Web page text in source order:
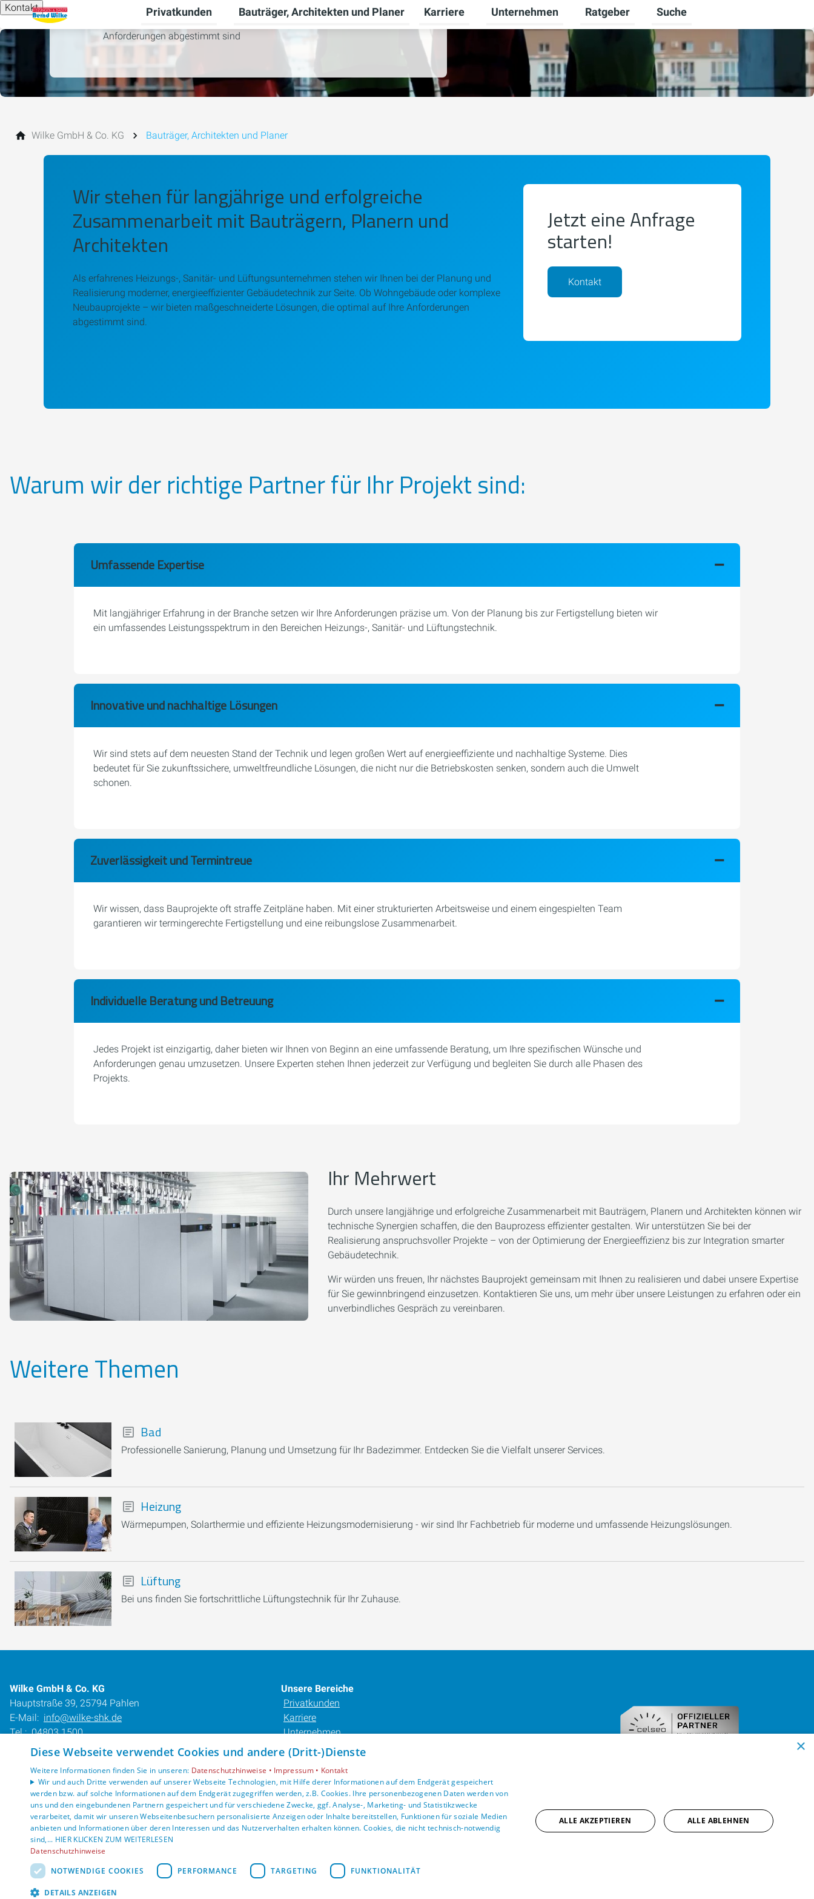
Kontakt Privatkunden
Untermenü für Privatkunden umschalten
Bauträger, Architekten und Planer Karriere
Untermenü für Karriere umschalten
Unternehmen
Untermenü für Unternehmen umschalten
Ratgeber
Untermenü für Ratgeber
Suche
Wir bieten maßgeschneiderte Lösungen, die optimal auf Ihre
Anforderungen abgestimmt sind
Wilke GmbH & Co. KG Bauträger, Architekten und Planer
Wir stehen für langjährige und erfolgreiche
Zusammenarbeit mit Bauträgern, Planern und
Architekten
Als erfahrenes Heizungs-, Sanitär- und Lüftungsunternehmen stehen wir Ihnen bei der Planung und
Realisierung moderner, energieeffizienter Gebäudetechnik zur Seite. Ob Wohngebäude oder komplexe
Neubauprojekte – wir bieten maßgeschneiderte Lösungen, die optimal auf Ihre Anforderungen
abgestimmt sind.
Jetzt eine Anfrage
starten!
Kontakt
Warum wir der richtige Partner für Ihr Projekt sind:
Umfassende Expertise
Mit langjähriger Erfahrung in der Branche setzen wir Ihre Anforderungen präzise um. Von der Planung bis zur Fertigstellung bieten wir
ein umfassendes Leistungsspektrum in den Bereichen Heizungs-, Sanitär- und Lüftungstechnik.
Innovative und nachhaltige Lösungen
Wir sind stets auf dem neuesten Stand der Technik und legen großen Wert auf energieeffiziente und nachhaltige Systeme. Dies
bedeutet für Sie zukunftssichere, umweltfreundliche Lösungen, die nicht nur die Betriebskosten senken, sondern auch die Umwelt
schonen.
Zuverlässigkeit und Termintreue
Wir wissen, dass Bauprojekte oft straffe Zeitpläne haben. Mit einer strukturierten Arbeitsweise und einem eingespielten Team
garantieren wir termingerechte Fertigstellung und eine reibungslose Zusammenarbeit.
Individuelle Beratung und Betreuung
Jedes Projekt ist einzigartig, daher bieten wir Ihnen von Beginn an eine umfassende Beratung, um Ihre spezifischen Wünsche und
Anforderungen genau umzusetzen. Unsere Experten stehen Ihnen jederzeit zur Verfügung und begleiten Sie durch alle Phasen des
Projekts.
Ihr Mehrwert
Durch unsere langjährige und erfolgreiche Zusammenarbeit mit Bauträgern, Planern und Architekten können wir
technische Synergien schaffen, die den Bauprozess effizienter gestalten. Wir unterstützen Sie bei der
Realisierung anspruchsvoller Projekte – von der Optimierung der Energieeffizienz bis zur Integration smarter
Gebäudetechnik.
Wir würden uns freuen, Ihr nächstes Bauprojekt gemeinsam mit Ihnen zu realisieren und dabei unsere Expertise
für Sie gewinnbringend einzusetzen. Kontaktieren Sie uns, um mehr über unsere Leistungen zu erfahren oder ein
unverbindliches Gespräch zu vereinbaren.
Weitere Themen
Bad
Professionelle Sanierung, Planung und Umsetzung für Ihr Badezimmer. Entdecken Sie die Vielfalt unserer Services.
Heizung
Wärmepumpen, Solarthermie und effiziente Heizungsmodernisierung - wir sind Ihr Fachbetrieb für moderne und umfassende Heizungslösungen.
Lüftung
Bei uns finden Sie fortschrittliche Lüftungstechnik für Ihr Zuhause.
Wilke GmbH & Co. KG
Hauptstraße 39, 25794 Pahlen
E-Mail: info@wilke-shk.de
Tel.: 04803 1500
Impressum
Datenschutzerklärung
AGB
Barrierefreiheitserklärung
Unsere Bereiche
Privatkunden
Karriere
Unternehmen
Kontakt
×
Diese Webseite verwendet Cookies und andere (Dritt-)Dienste
Weitere Informationen finden Sie in unseren: Datenschutzhinweise • Impressum • Kontakt
Wir und auch Dritte verwenden auf unserer Webseite Technologien, mit Hilfe derer Informationen auf dem Endgerät gespeichert
werden bzw. auf solche Informationen auf dem Endgerät zugegriffen werden, z.B. Cookies. Ihre personenbezogenen Daten werden von
uns und den eingebundenen Partnern gespeichert und für verschiedene Zwecke, ggf. Analyse-, Marketing- und Statistikzwecke
verarbeitet, damit wir unseren Webseitenbesuchern personalisierte Anzeigen oder Inhalte bereitstellen, Funktionen für soziale Medien
anbieten und Informationen über deren Interessen und das Nutzerverhalten erhalten können. Cookies, die nicht technisch-notwendig
sind,... HIER KLICKEN ZUM WEITERLESEN
Datenschutzhinweise
NOTWENDIGE COOKIES
PERFORMANCE TARGETING FUNKTIONALITÄT
DETAILS ANZEIGEN
ALLE AKZEPTIEREN ALLE ABLEHNEN